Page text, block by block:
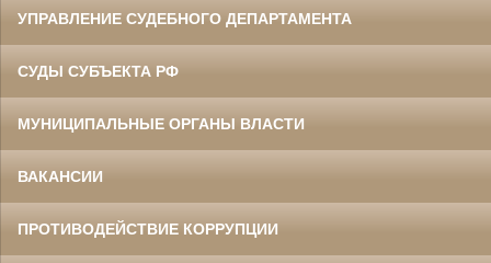
УПРАВЛЕНИЕ СУДЕБНОГО ДЕПАРТАМЕНТА
СУДЫ СУБЪЕКТА РФ
МУНИЦИПАЛЬНЫЕ ОРГАНЫ ВЛАСТИ
ВАКАНСИИ
ПРОТИВОДЕЙСТВИЕ КОРРУПЦИИ